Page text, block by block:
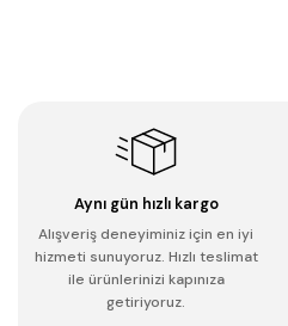
Aynı gün hızlı kargo
Alışveriş deneyiminiz için en iyi
hizmeti sunuyoruz. Hızlı teslimat
ile ürünlerinizi kapınıza
getiriyoruz.